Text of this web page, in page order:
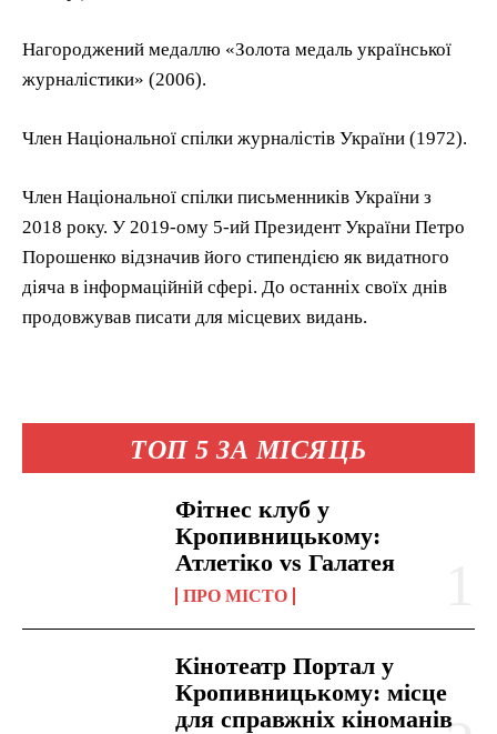
ТОП 5 ЗА МІСЯЦЬ
Фітнес клуб у
Кропивницькому:
Атлетіко vs Галатея
ПРО МІСТО
Кінотеатр Портал у
Кропивницькому: місце
для справжніх кіноманів
Нагороджений медаллю «Золота медаль української
журналістики» (2006).
Член Національної спілки журналістів України (1972).
Член Національної спілки письменників України з
2018 року. У 2019-ому 5-ий Президент України Петро
Порошенко відзначив його стипендією як видатного
діяча в інформаційній сфері. До останніх своїх днів
продовжував писати для місцевих видань.